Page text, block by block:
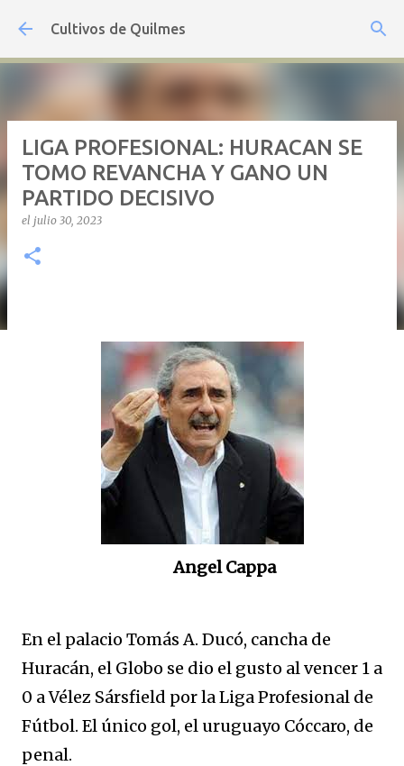
Ir al contenido principal
Cultivos de Quilmes
LIGA PROFESIONAL: HURACAN SE
TOMO REVANCHA Y GANO UN
PARTIDO DECISIVO
el julio 30, 2023
Angel Cappa
En el palacio Tomás A. Ducó, cancha de
Huracán, el Globo se dio el gusto al vencer 1 a
0 a Vélez Sársfield por la Liga Profesional de
Fútbol. El único gol, el uruguayo Cóccaro, de
penal.